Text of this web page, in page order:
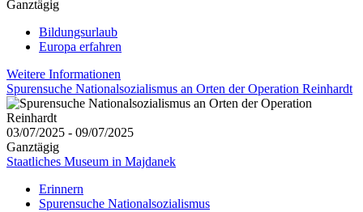
Ganztägig
Bildungsurlaub
Europa erfahren
Weitere Informationen
Spurensuche Nationalsozialismus an Orten der Operation Reinhardt
03/07/2025 - 09/07/2025
Ganztägig
Staatliches Museum in Majdanek
Erinnern
Spurensuche Nationalsozialismus